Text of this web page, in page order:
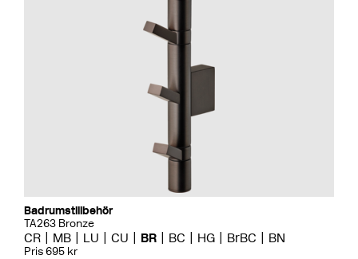
Badrumstillbehör
TA263 Bronze
CR MB LU CU BR BC HG BrBC BN
Pris 695 kr